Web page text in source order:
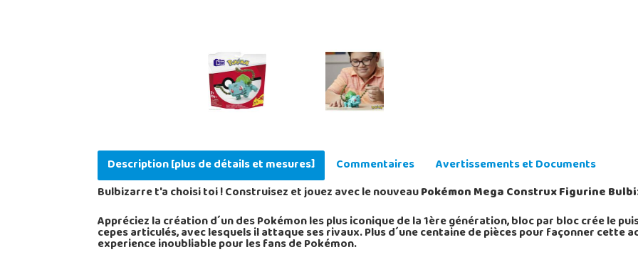
Description [plus de détails et mesures] Commentaires
Avertissements et Documents
Bulbizarre t'a choisi toi ! Construisez et jouez avec le nouveauPokémon Mega Construx Figurine
Appréciez la création d´un des Pokémon les plus iconique de la 1ère génération, bloc par bloc crée le
cepes articulés, avec lesquels il attaque ses rivaux. Plus d´une centaine de pièces pour façonner cette
experience inoubliable pour les fans de Pokémon.